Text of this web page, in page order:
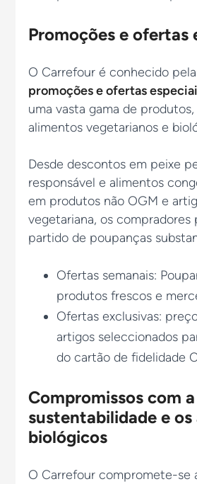
Promoções e ofertas
O Carrefour é conhecido
promoções e ofertas
uma vasta gama de
alimentos vegetarianos e
Desde descontos em peixe
responsável e alimentos
em produtos não OGM e
vegetariana, os compradores
partido de poupanças
Ofertas semanais:
produtos frescos e
Ofertas exclusivas:
artigos seleccionados
do cartão de fidelidade
Compromissos com a
sustentabilidade e
biológicos
O Carrefour compromete-se